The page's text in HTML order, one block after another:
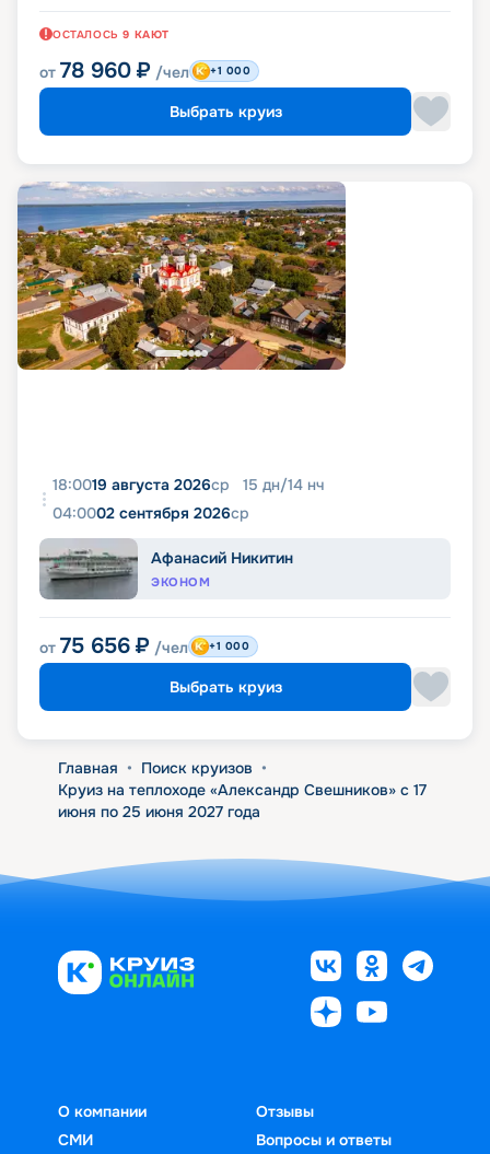
ОСТАЛОСЬ 9 КАЮТ
от 78 960 ₽ /чел +1 000
Выбрать круиз
18:0019 августа 2026ср 15 дн/14 нч
04:0002 сентября 2026ср
Афанасий Никитин
ЭКОНОМ
от 75 656 ₽ /чел +1 000
Выбрать круиз
Главная • Поиск круизов •
Круиз на теплоходе «Александр Свешников» с 17
июня по 25 июня 2027 года
О компании
СМИ
Отзывы
Вопросы и ответы